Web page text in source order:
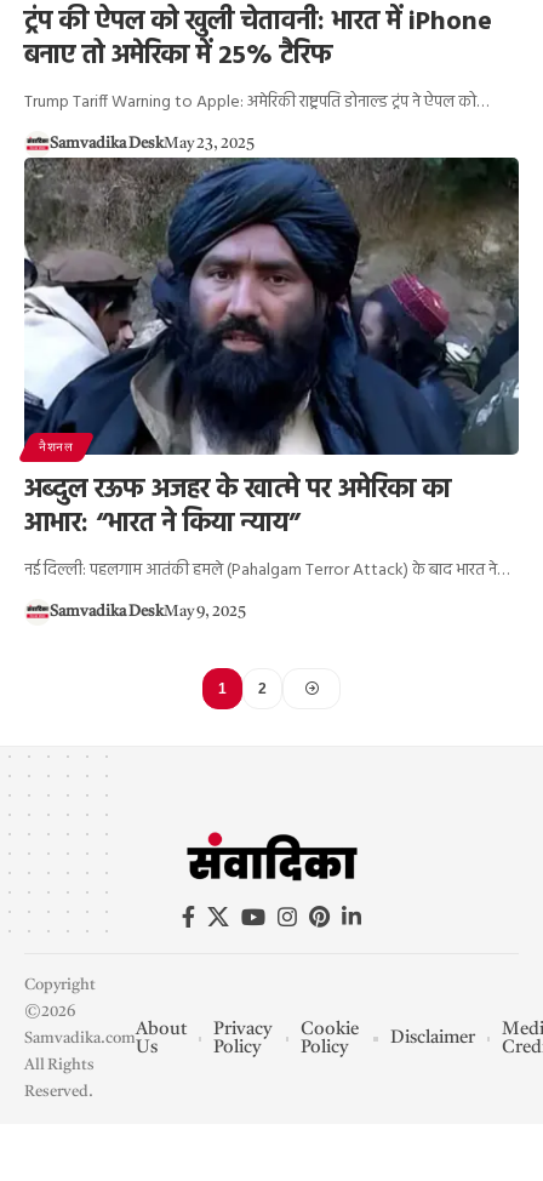
ट्रंप की ऐपल को खुली चेतावनी: भारत में iPhone
बनाए तो अमेरिका में 25% टैरिफ
Trump Tariff Warning to Apple: अमेरिकी राष्ट्रपति डोनाल्ड ट्रंप ने ऐपल को…
Samvadika DeskMay 23, 2025
नैशनल
अब्दुल रऊफ अजहर के खात्मे पर अमेरिका का
आभार: “भारत ने किया न्याय”
नई दिल्ली: पहलगाम आतंकी हमले (Pahalgam Terror Attack) के बाद भारत ने…
Samvadika DeskMay 9, 2025
1 2
Copyright
©2026
Samvadika.com
All Rights
Reserved.
About
Us
Privacy
Policy
Cookie
Policy
Disclaimer